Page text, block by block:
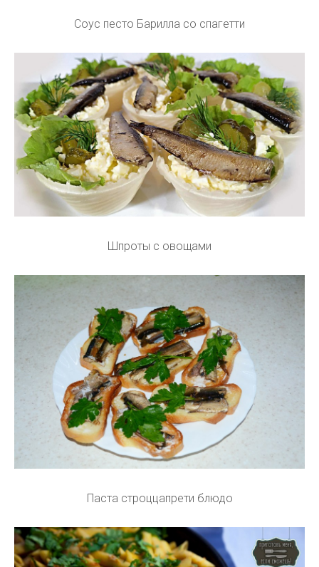
Соус песто Барилла со спагетти
Шпроты с овощами
Паста строццапрети блюдо